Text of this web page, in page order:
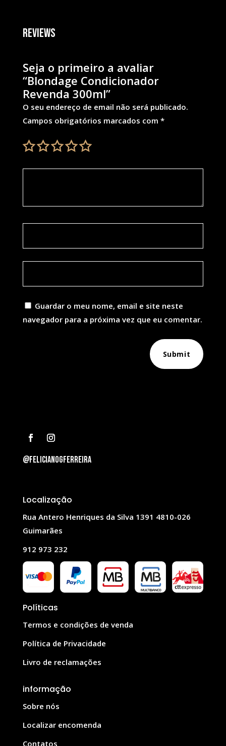
Reviews
Seja o primeiro a avaliar
“Blondage Condicionador
Revenda 300ml”
O seu endereço de email não será publicado.
Campos obrigatórios marcados com *
Guardar o meu nome, email e site neste
navegador para a próxima vez que eu comentar.
Submit
@felicianogferreira
Localização
Rua Antero Henriques da Silva 1391 4810-026
Guimarães
912 973 232
Políticas
Termos e condições de venda
Política de Privacidade
Livro de reclamações
informação
Sobre nós
Localizar encomenda
Contatos